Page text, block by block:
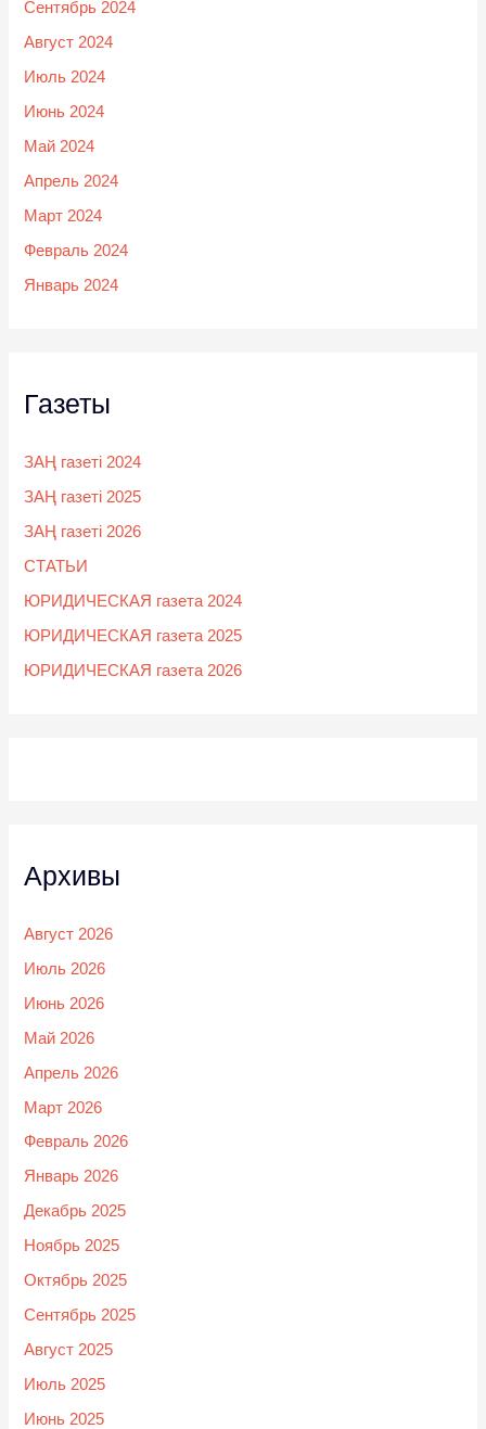
Сентябрь 2024
Август 2024
Июль 2024
Июнь 2024
Май 2024
Апрель 2024
Март 2024
Февраль 2024
Январь 2024
Газеты
ЗАҢ газеті 2024
ЗАҢ газеті 2025
ЗАҢ газеті 2026
СТАТЬИ
ЮРИДИЧЕСКАЯ газета 2024
ЮРИДИЧЕСКАЯ газета 2025
ЮРИДИЧЕСКАЯ газета 2026
Архивы
Август 2026
Июль 2026
Июнь 2026
Май 2026
Апрель 2026
Март 2026
Февраль 2026
Январь 2026
Декабрь 2025
Ноябрь 2025
Октябрь 2025
Сентябрь 2025
Август 2025
Июль 2025
Июнь 2025